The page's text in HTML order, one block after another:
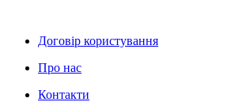
Договір користування
Про нас
Контакти